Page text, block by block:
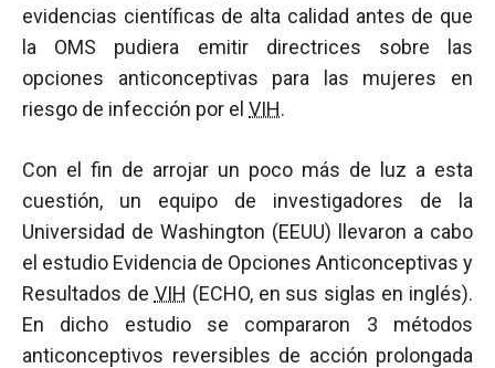
evidencias científicas de alta calidad antes de que
la OMS pudiera emitir directrices sobre las
opciones anticonceptivas para las mujeres en
riesgo de infección por el VIH.
Con el fin de arrojar un poco más de luz a esta
cuestión, un equipo de investigadores de la
Universidad de Washington (EEUU) llevaron a cabo
el estudio Evidencia de Opciones Anticonceptivas y
Resultados de VIH (ECHO, en sus siglas en inglés).
En dicho estudio se compararon 3 métodos
anticonceptivos reversibles de acción prolongada